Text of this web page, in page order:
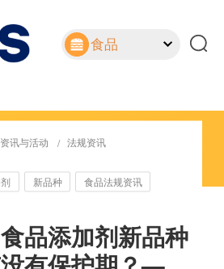
食品
资讯与活动 法规资讯
新品种
食品法规资讯
品添加剂新品种